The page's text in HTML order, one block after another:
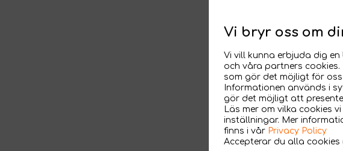
Vi bryr oss om
Vi vill kunna erbjuda dig
och våra partners
som gör det möjligt för
Informationen används i
gör det möjligt att
Läs mer om vilka cookies
inställningar. Mer
finns i vår Privacy Policy
Accepterar du alla